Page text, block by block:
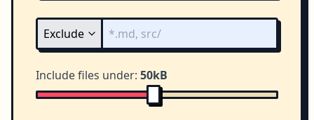
Include files under: 50kB